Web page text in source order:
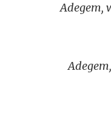
navigatieAdegem,